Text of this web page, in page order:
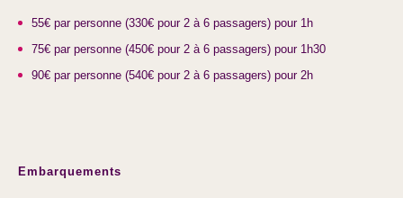
55€ par personne (330€ pour 2 à 6 passagers) pour 1h
75€ par personne (450€ pour 2 à 6 passagers) pour 1h30
90€ par personne (540€ pour 2 à 6 passagers) pour 2h
Embarquements